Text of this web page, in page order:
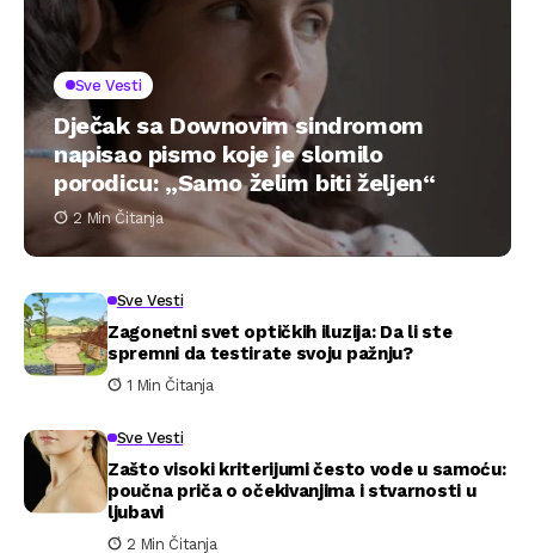
Sve Vesti
Dječak sa Downovim sindromom
napisao pismo koje je slomilo
porodicu: „Samo želim biti željen“
2 Min Čitanja
Sve Vesti
Zagonetni svet optičkih iluzija: Da li ste
spremni da testirate svoju pažnju?
1 Min Čitanja
Sve Vesti
Zašto visoki kriterijumi često vode u samoću:
poučna priča o očekivanjima i stvarnosti u
ljubavi
2 Min Čitanja